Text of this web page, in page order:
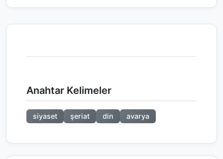
Anahtar Kelimeler
siyaset şeriat din avarya